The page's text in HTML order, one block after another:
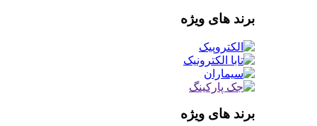
برند های ویژه
برند های ویژه